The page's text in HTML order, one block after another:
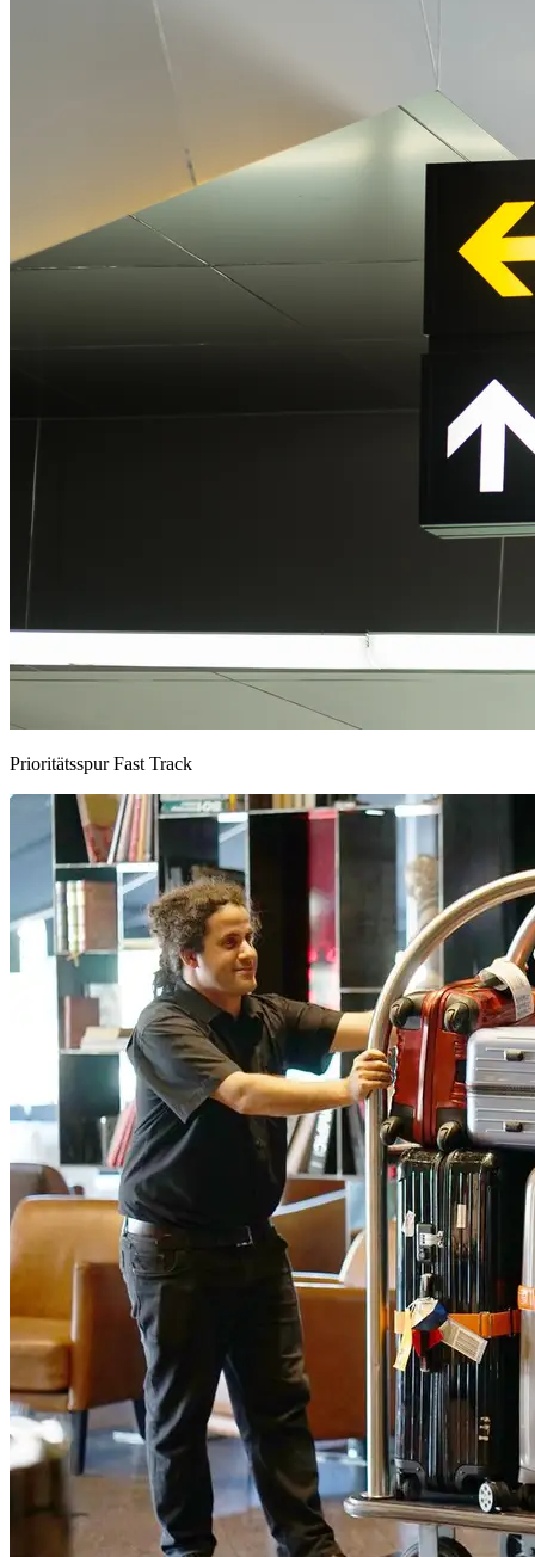
Prioritätsspur Fast Track